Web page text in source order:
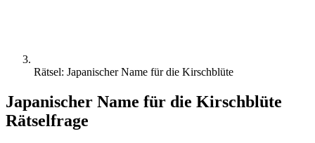
Rätsel: Japanischer Name für die Kirschblüte
Japanischer Name für die Kirschblüte
Rätselfrage